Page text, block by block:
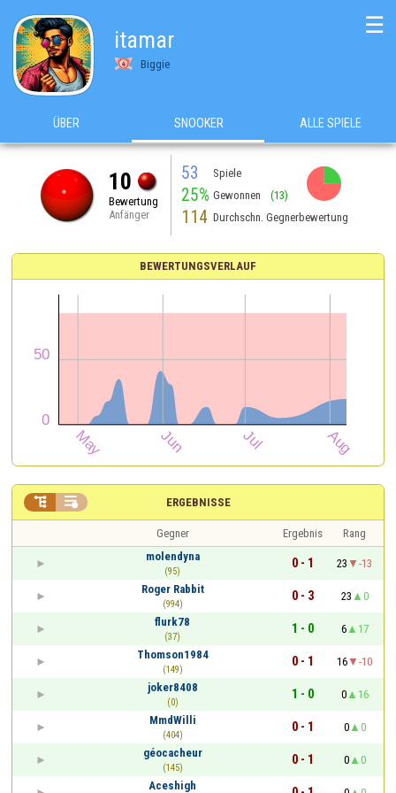
itamar
Biggie
☰
ÜBER SNOOKER ALLE SPIELE
10
Bewertung
Anfänger
53 Spiele
25% Gewonnen (13)
114 Durchschn. Gegnerbewertung
BEWERTUNGSVERLAUF
ERGEBNISSE
 
Gegner Ergebnis
Rang
molendyna
(95)
0 - 1 23
-13
Roger Rabbit
(994)
0 - 3 23
0
flurk78
(37)
1 - 0 6
17
Thomson1984
(149)
0 - 1 16
-10
joker8408
(0)
1 - 0 0
16
MmdWilli
(404)
0 - 1 0
0
géocacheur
(145)
0 - 1 0
0
Aceshigh